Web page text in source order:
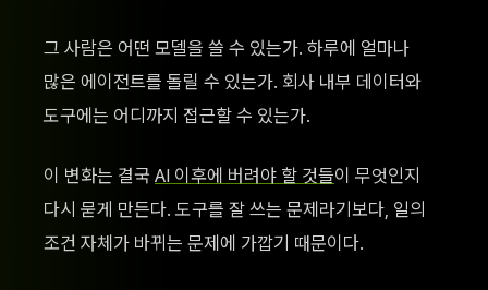
그 사람은 어떤 모델을 쓸 수 있는가. 하루에 얼마나
많은 에이전트를 돌릴 수 있는가. 회사 내부 데이터와
도구에는 어디까지 접근할 수 있는가.
이 변화는 결국 AI 이후에 버려야 할 것들이 무엇인지
다시 묻게 만든다. 도구를 잘 쓰는 문제라기보다, 일의
조건 자체가 바뀌는 문제에 가깝기 때문이다.